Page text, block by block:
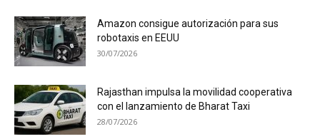
Amazon consigue autorización para sus
robotaxis en EEUU
30/07/2026
Rajasthan impulsa la movilidad cooperativa
con el lanzamiento de Bharat Taxi
28/07/2026